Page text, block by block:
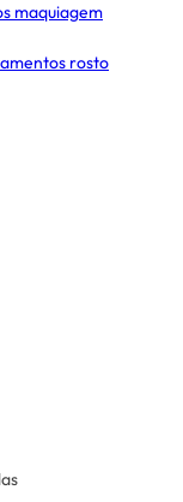
maquiagem
rosto